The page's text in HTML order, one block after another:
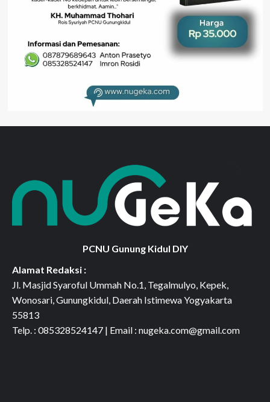
PCNU Gunung Kidul DIY
Alamat Redaksi :
Jl. Masjid Syaroful Ummah No.1, Tegalmulyo, Kepek,
Wonosari, Gunungkidul, Daerah Istimewa Yogyakarta
55813
Telp. : 085328524147 | Email : nugeka.com@gmail.com